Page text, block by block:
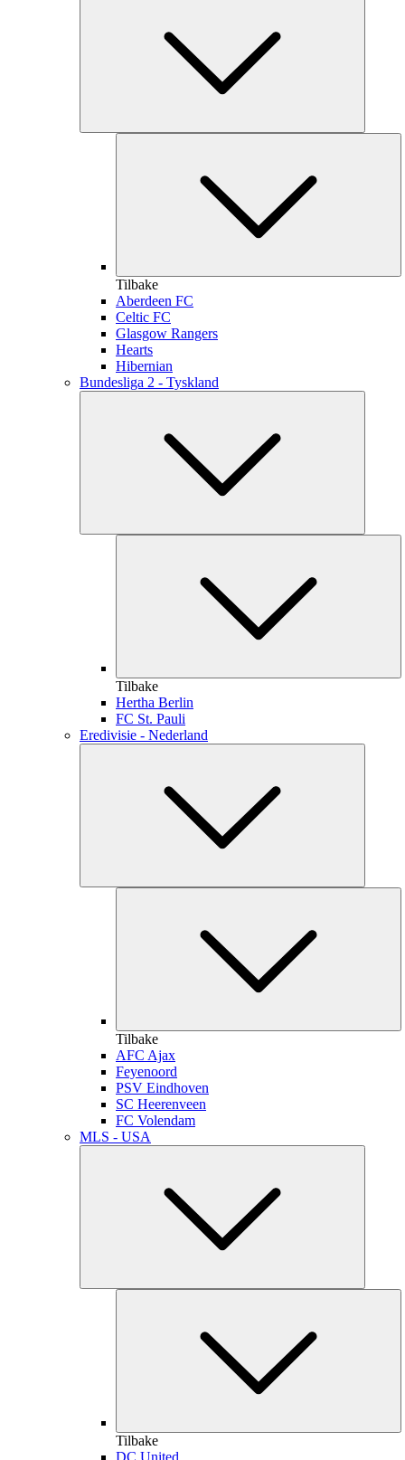
Tilbake
Aberdeen FC
Celtic FC
Glasgow Rangers
Hearts
Hibernian
Bundesliga 2 - Tyskland
Tilbake
Hertha Berlin
FC St. Pauli
Eredivisie - Nederland
Tilbake
AFC Ajax
Feyenoord
PSV Eindhoven
SC Heerenveen
FC Volendam
MLS - USA
Tilbake
DC United